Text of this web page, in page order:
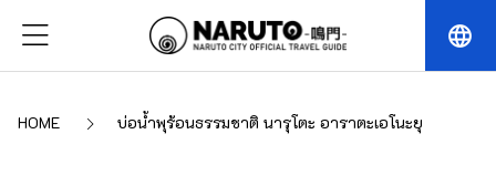
language
HOME บ่อน้ำพุร้อนธรรมชาติ นารุโตะ อาราตะเอโนะยุ